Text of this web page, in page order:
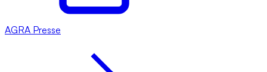
AGRA Presse